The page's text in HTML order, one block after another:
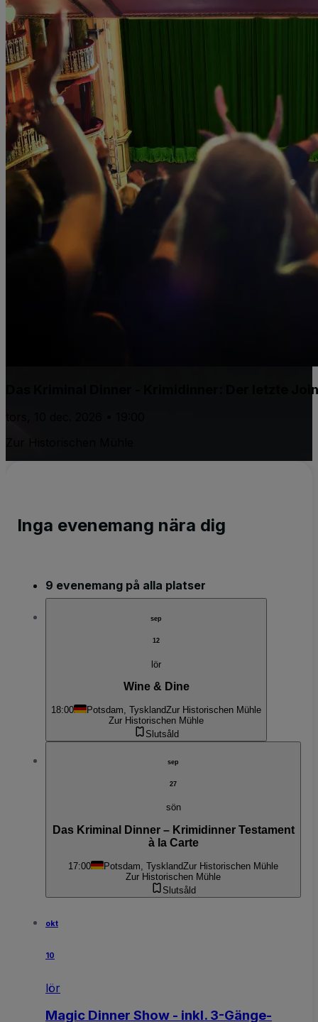
Das Kriminal Dinner - Krimidinner: Der letzte
Inga evenemang nära dig
9 evenemang på alla platser
sep
12
lör
Wine & Dine
18:00 Potsdam, TysklandZur Historischen Mühle
Zur Historischen Mühle
Slutsåld
sep
27
sön
Das Kriminal Dinner – Krimidinner Testament
à la Carte
17:00 Potsdam, TysklandZur Historischen Mühle
Zur Historischen Mühle
Slutsåld
okt
10
lör
Magic Dinner Show - inkl. 3-Gänge-